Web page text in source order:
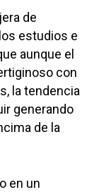
de
estudios e
aunque el
con
la tendencia
generando
de la
en un